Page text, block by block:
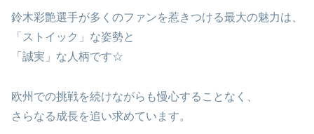
鈴木彩艶選手が多くのファンを惹きつける最大の魅力は、
「ストイック」な姿勢と
「誠実」な人柄です☆
欧州での挑戦を続けながらも慢心することなく、
さらなる成長を追い求めています。